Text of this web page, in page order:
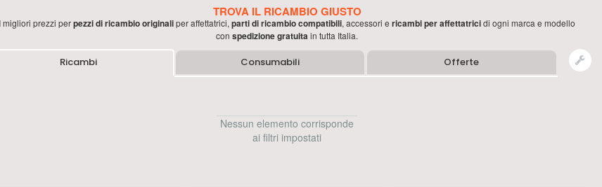
TROVA IL RICAMBIO GIUSTO
I migliori prezzi perpezzi di ricambio originaliperaffettatrici, parti di ricambio compatibili, accessori e ricambi peraffettatricidi ogni marca e modello
con spedizione gratuitain tutta Italia.
Ricambi Consumabili Offerte
Nessun elemento corrisponde
ai filtri impostati